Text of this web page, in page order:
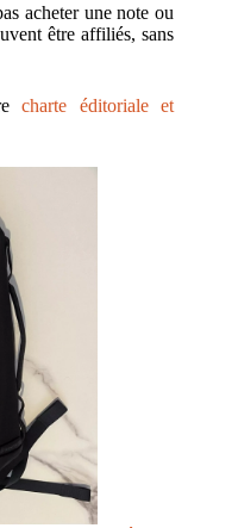
acheter une note ou
être affiliés, sans
charte éditoriale et